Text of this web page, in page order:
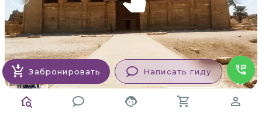
Заказать
Ахмед Новая
Забронировать Написать гиду